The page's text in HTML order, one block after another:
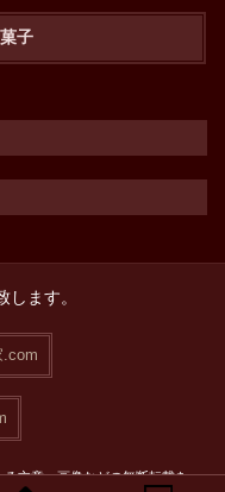
子
します。
.com
文章・画像などの無断転載を